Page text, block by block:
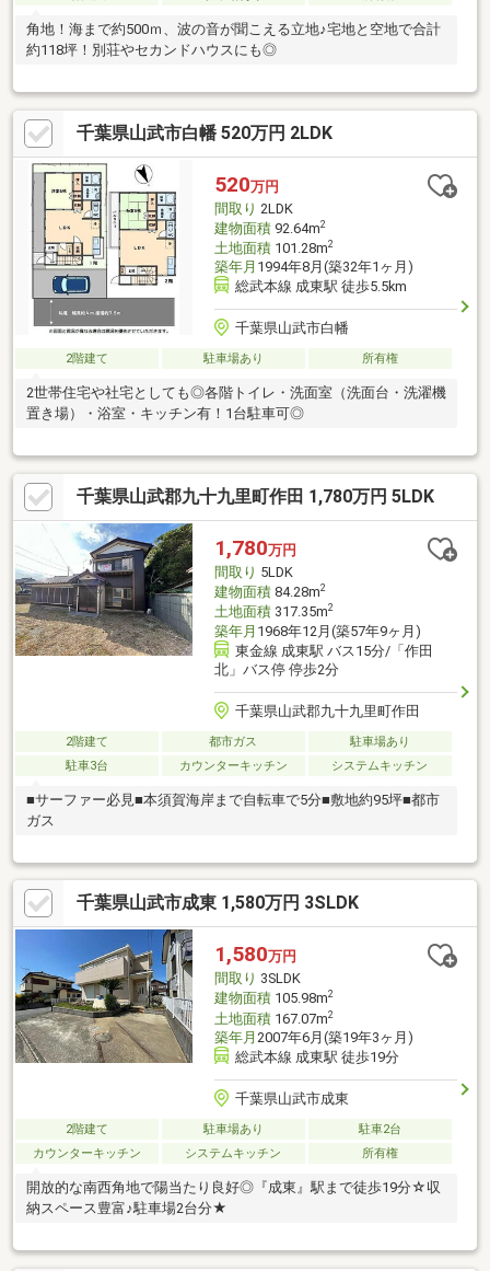
角地！海まで約500ｍ、波の音が聞こえる立地♪宅地と空地で合計
約118坪！別荘やセカンドハウスにも◎
千葉県山武市白幡 520万円 2LDK
520万円
間取り 2LDK
建物面積92.64m2
土地面積101.28m2
築年月 1994年8月(築32年1ヶ月)
総武本線 成東駅 徒歩5.5km
千葉県山武市白幡
2階建て 駐車場あり 所有権
2世帯住宅や社宅としても◎各階トイレ・洗面室（洗面台・洗濯機
置き場）・浴室・キッチン有！1台駐車可◎
千葉県山武郡九十九里町作田 1,780万円 5LDK
1,780万円
間取り 5LDK
建物面積84.28m2
土地面積317.35m2
築年月 1968年12月(築57年9ヶ月)
東金線 成東駅 バス15分/「作田
北」バス停 停歩2分
千葉県山武郡九十九里町作田
2階建て 都市ガス
駐車場あり
駐車3台
カウンターキッチン システムキッチン
■サーファー必見■本須賀海岸まで自転車で5分■敷地約95坪■都市
ガス
千葉県山武市成東 1,580万円 3SLDK
1,580万円
間取り 3SLDK
建物面積105.98m2
土地面積167.07m2
築年月 2007年6月(築19年3ヶ月)
総武本線 成東駅 徒歩19分
千葉県山武市成東
2階建て 駐車場あり
駐車2台
カウンターキッチン
システムキッチン 所有権
開放的な南西角地で陽当たり良好◎『成東』駅まで徒歩19分☆収
納スペース豊富♪駐車場2台分★